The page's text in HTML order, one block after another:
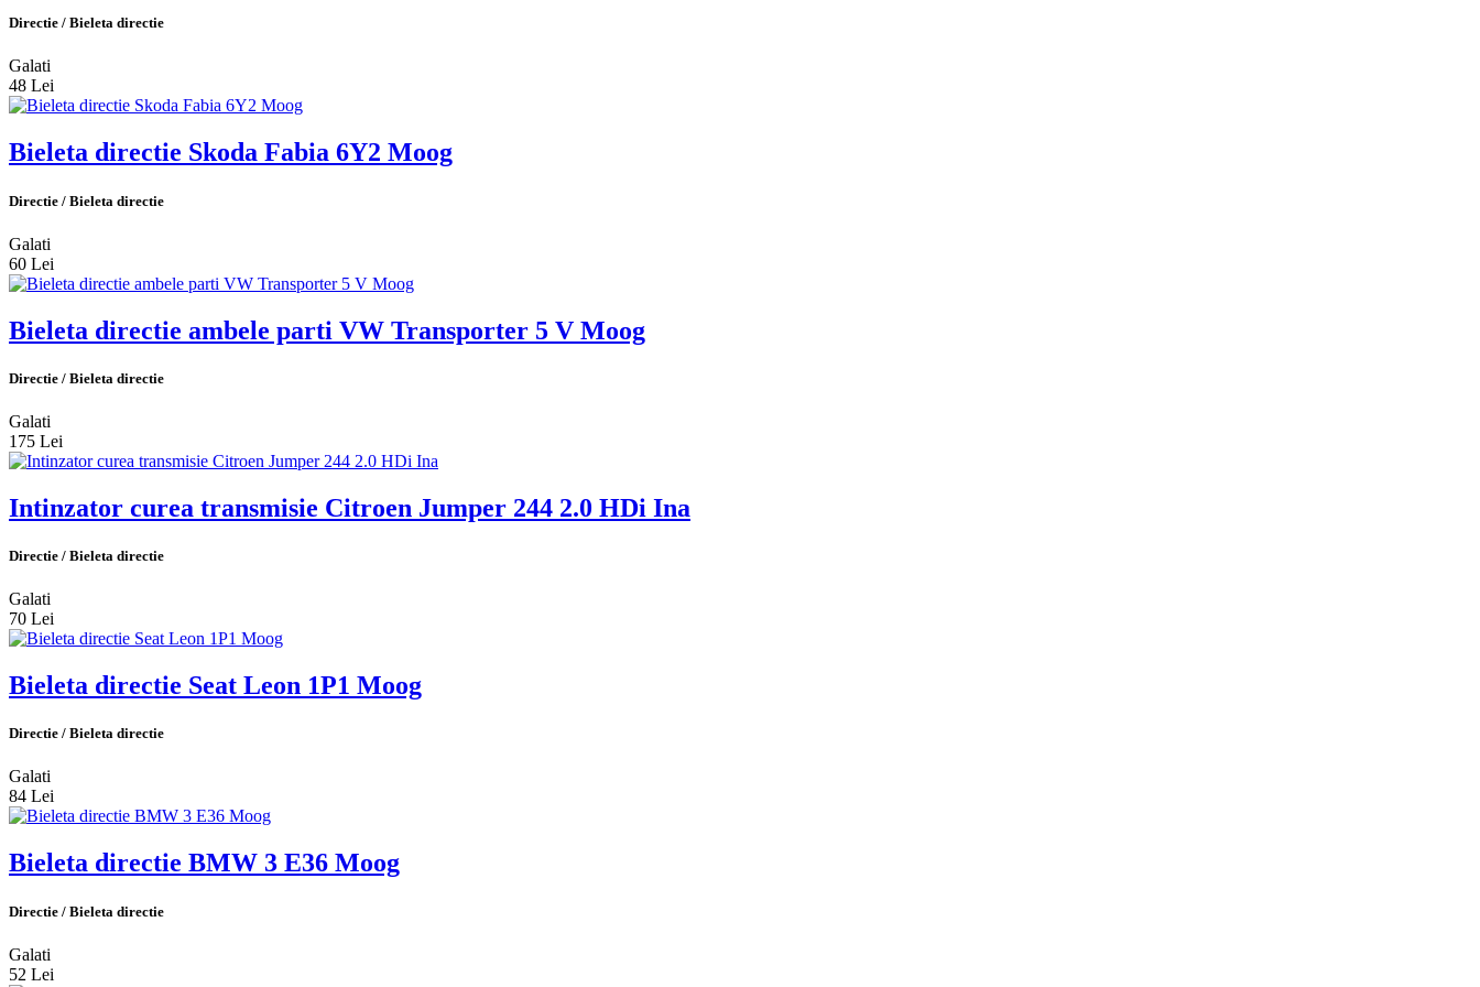
Directie / Bieleta directie
Galati
48 Lei
Bieleta directie Skoda Fabia 6Y2 Moog
Directie / Bieleta directie
Galati
60 Lei
Bieleta directie ambele parti VW Transporter 5 V Moog
Directie / Bieleta directie
Galati
175 Lei
Intinzator curea transmisie Citroen Jumper 244 2.0 HDi Ina
Directie / Bieleta directie
Galati
70 Lei
Bieleta directie Seat Leon 1P1 Moog
Directie / Bieleta directie
Galati
84 Lei
Bieleta directie BMW 3 E36 Moog
Directie / Bieleta directie
Galati
52 Lei